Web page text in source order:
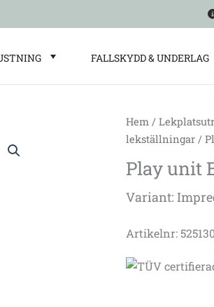
FALLSKYDD & UNDERLAG
Hem /
lekställningar /
Play unit
Variant:
Artikelnr:
Play
Barcelona,
mängd